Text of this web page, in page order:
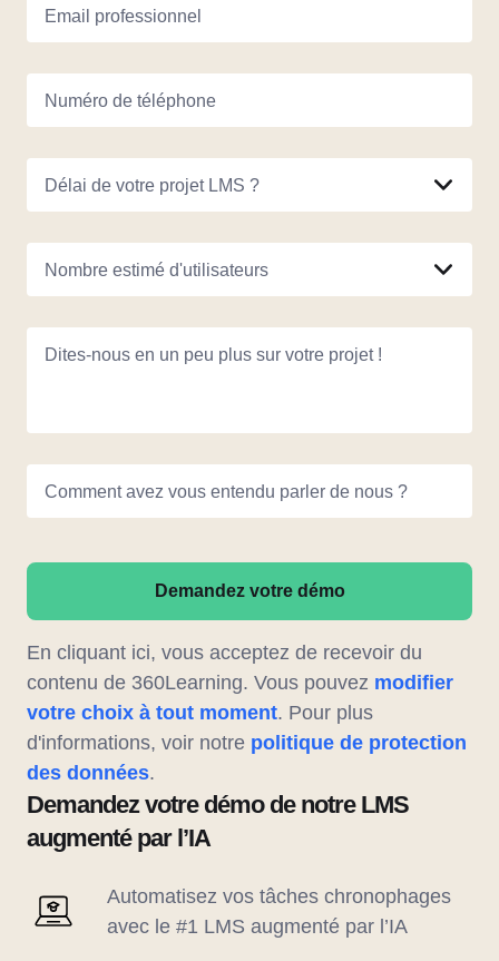
Demandez votre démo de notre LMS
augmenté par l’IA
Automatisez vos tâches chronophages
avec le #1 LMS augmenté par l’IA
Email professionnel
Numéro de téléphone
Délai de votre projet LMS ?
Nombre estimé d'utilisateurs
Dites-nous en un peu plus sur votre projet !
Comment avez vous entendu parler de nous ?
Demandez votre démo
En cliquant ici, vous acceptez de recevoir du
contenu de 360Learning. Vous pouvez modifier
votre choix à tout moment. Pour plus
d'informations, voir notre politique de protection
des données.